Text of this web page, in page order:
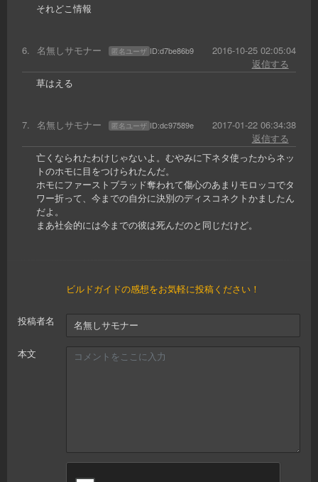
それどこ情報
6. 名無しサモナー 匿名ユーザ ID:d7be86b9
2016-10-25 02:05:04
返信する
草はえる
7. 名無しサモナー 匿名ユーザ ID:dc97589e
2017-01-22 06:34:38
返信する
亡くなられたわけじゃないよ。むやみに下ネタ使ったからネッ
トのホモに目をつけられたんだ。
ホモにファーストブラッド奪われて傷心のあまりモロッコでタ
ワー折って、今までの自分に決別のディスコネクトかましたん
だよ。
まあ社会的には今までの彼は死んだのと同じだけど。
ビルドガイドの感想をお気軽に投稿ください！
投稿者名
本文